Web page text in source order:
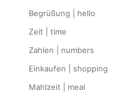
Begrüßung | hello
Zeit | time
Zahlen | numbers
Einkaufen | shopping
Mahlzeit | meal